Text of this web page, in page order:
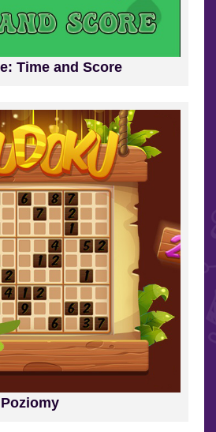
Time and Score